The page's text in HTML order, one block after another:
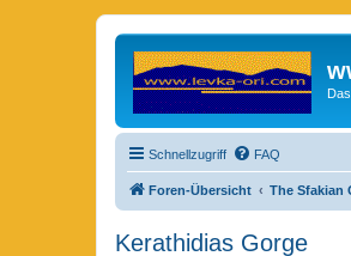
Schnellzugriff FAQ
Foren-Übersicht The Sfakian
Kerathidias Gorge